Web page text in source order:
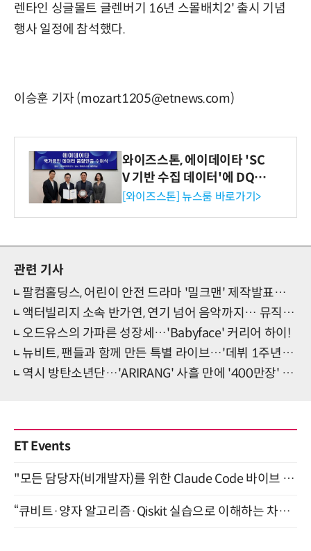
렌타인 싱글몰트 글렌버기 16년 스몰배치2' 출시 기념
행사 일정에 참석했다.
이승훈 기자 (mozart1205@etnews.com)
와이즈스톤, 에이데이타 'SC
V 기반 수집 데이터'에 DQ인
증 최고 등급 수여
[와이즈스톤] 뉴스룸 바로가기>
관련 기사
팔컴홀딩스, 어린이 안전 드라마 '밀크맨' 제작발표회 개최
액터빌리지 소속 반가연, 연기 넘어 음악까지… 뮤직드라마 ‘40분’ OST 가창 낙점
오드유스의 가파른 성장세…'Babyface' 커리어 하이!
뉴비트, 팬들과 함께 만든 특별 라이브…'데뷔 1주년' 자축
역시 방탄소년단…'ARIRANG' 사흘 만에 '400만장' 위엄
ET Events
"모든 담당자(비개발자)를 위한 Claude Code 바이브 코딩 2-day 부트캠프" 9월 16~17일 개최
“큐비트·양자 알고리즘·Qiskit 실습으로 이해하는 차세대 컴퓨팅” (8/28)